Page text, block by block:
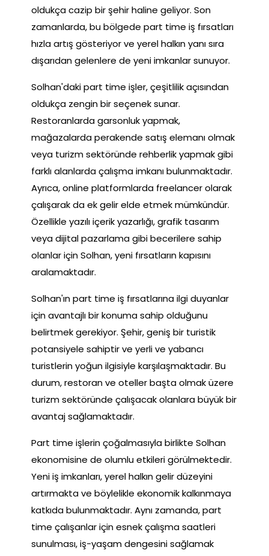
oldukça cazip bir şehir haline geliyor. Son
zamanlarda, bu bölgede part time iş fırsatları
hızla artış gösteriyor ve yerel halkın yanı sıra
dışarıdan gelenlere de yeni imkanlar sunuyor.
Solhan'daki part time işler, çeşitlilik açısından
oldukça zengin bir seçenek sunar.
Restoranlarda garsonluk yapmak,
mağazalarda perakende satış elemanı olmak
veya turizm sektöründe rehberlik yapmak gibi
farklı alanlarda çalışma imkanı bulunmaktadır.
Ayrıca, online platformlarda freelancer olarak
çalışarak da ek gelir elde etmek mümkündür.
Özellikle yazılı içerik yazarlığı, grafik tasarım
veya dijital pazarlama gibi becerilere sahip
olanlar için Solhan, yeni fırsatların kapısını
aralamaktadır.
Solhan'ın part time iş fırsatlarına ilgi duyanlar
için avantajlı bir konuma sahip olduğunu
belirtmek gerekiyor. Şehir, geniş bir turistik
potansiyele sahiptir ve yerli ve yabancı
turistlerin yoğun ilgisiyle karşılaşmaktadır. Bu
durum, restoran ve oteller başta olmak üzere
turizm sektöründe çalışacak olanlara büyük bir
avantaj sağlamaktadır.
Part time işlerin çoğalmasıyla birlikte Solhan
ekonomisine de olumlu etkileri görülmektedir.
Yeni iş imkanları, yerel halkın gelir düzeyini
artırmakta ve böylelikle ekonomik kalkınmaya
katkıda bulunmaktadır. Aynı zamanda, part
time çalışanlar için esnek çalışma saatleri
sunulması, iş-yaşam dengesini sağlamak